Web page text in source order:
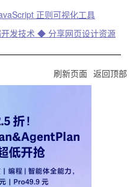
正则可视化工具
发技术 ◆ 分享网页设计资源
刷新页面 返回顶部